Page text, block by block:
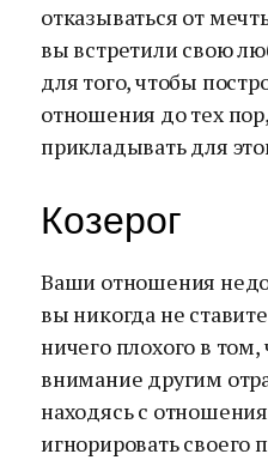
отказываться от
вы встретили свою
для того, чтобы
отношения до тех
прикладывать для
Козерог
Ваши отношения
вы никогда не
ничего плохого в
внимание другим
находясь с
игнорировать своего